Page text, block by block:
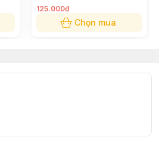
125.000đ
Chọn mua